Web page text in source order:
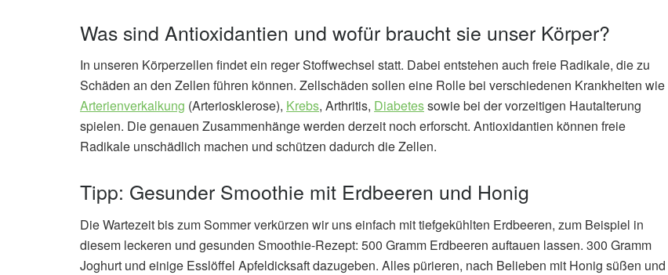
Was sind Antioxidantien und wofür braucht sie unser Körper?
In unseren Körperzellen findet ein reger Stoffwechsel statt. Dabei entstehen auch freie Radikale, die zu
Schäden an den Zellen führen können. Zellschäden sollen eine Rolle bei verschiedenen Krankheiten wie
Arterienverkalkung (Arteriosklerose), Krebs, Arthritis, Diabetessowie bei der vorzeitigen Hautalterung
spielen. Die genauen Zusammenhänge werden derzeit noch erforscht. Antioxidantien können freie
Radikale unschädlich machen und schützen dadurch die Zellen.
Tipp: Gesunder Smoothie mit Erdbeeren und Honig
Die Wartezeit bis zum Sommer verkürzen wir uns einfach mit tiefgekühlten Erdbeeren, zum Beispiel in
diesem leckeren und gesunden Smoothie-Rezept: 500 Gramm Erdbeeren auftauen lassen. 300 Gramm
Joghurt und einige Esslöffel Apfeldicksaft dazugeben. Alles pürieren, nach Belieben mit Honig süßen und